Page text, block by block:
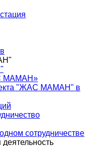
МАМАН»
"ЖАС МАМАН" в
сотрудничестве